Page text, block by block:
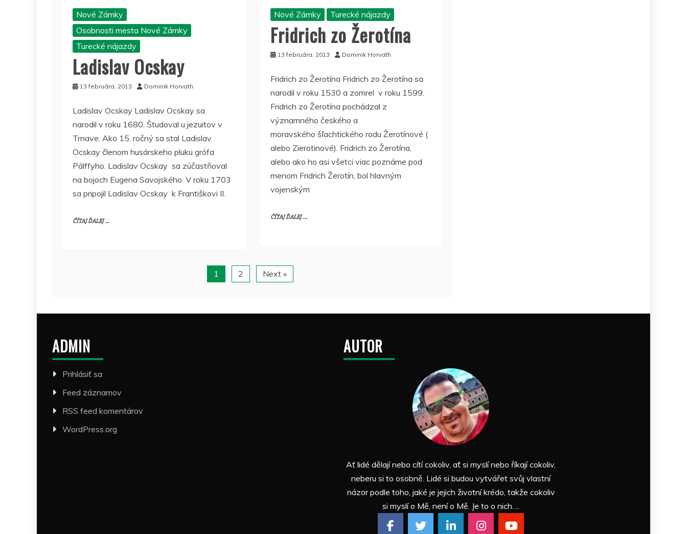
Nové Zámky
Osobnosti mesta Nové Zámky
Turecké nájazdy
Ladislav Ocskay
13 februára, 2013 Dominik Horvath
Ladislav Ocskay Ladislav Ocskay sa
narodil v roku 1680. Študoval u jezuitov v
Trnave. Ako 15. ročný sa stal Ladislav
Ocskay členom husárskeho pluku grófa
Pálffyho. Ladislav Ocskay sa zúčastňoval
na bojoch Eugena Savojského. V roku 1703
sa pripojil Ladislav Ocskay k Františkovi II.
ČÍTAJ ĎALEJ ...
Nové Zámky Turecké nájazdy
Fridrich zo Žerotína
13 februára, 2013 Dominik Horvath
Fridrich zo Žerotína Fridrich zo Žerotína sa
narodil v roku 1530 a zomrel v roku 1599.
Fridrich zo Žerotína pochádzal z
významného českého a
moravského šľachtického rodu Žerotínové (
alebo Zierotinové). Fridrich zo Žerotína,
alebo ako ho asi všetci viac poznáme pod
menom Fridrich Žerotín, bol hlavným
vojenským
ČÍTAJ ĎALEJ ...
1 2 Next »
ADMIN
Prihlásiť sa
Feed záznamov
RSS feed komentárov
WordPress.org
AUTOR
Ať lidé dělají nebo cítí cokoliv, ať si myslí nebo říkají cokoliv,
neberu si to osobně. Lidé si budou vytvářet svůj vlastní
názor podle toho, jaké je jejich životní krédo, takže cokoliv
si myslí o Mě, není o Mě. Je to o nich….